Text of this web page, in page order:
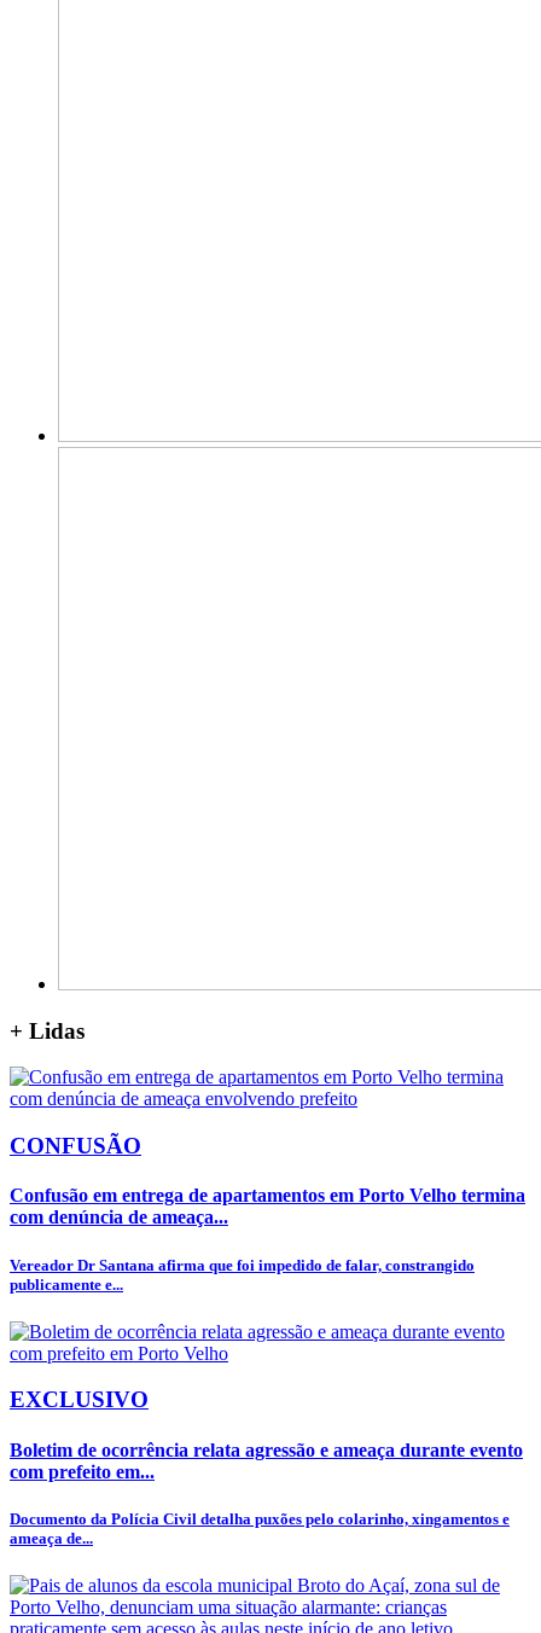
+ Lidas
CONFUSÃO
Confusão em entrega de apartamentos em Porto Velho termina
com denúncia de ameaça...
Vereador Dr Santana afirma que foi impedido de falar, constrangido
publicamente e...
EXCLUSIVO
Boletim de ocorrência relata agressão e ameaça durante evento
com prefeito em...
Documento da Polícia Civil detalha puxões pelo colarinho, xingamentos e
ameaça de...